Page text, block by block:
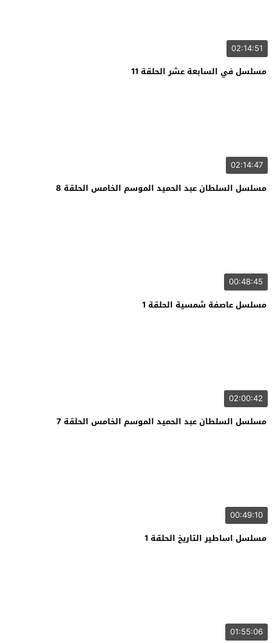
02:14:51
مسلسل في السابعة عشر الحلقة 11
02:14:47
مسلسل السلطان عبد الحميد الموسم الخامس الحلقة 8
00:48:45
مسلسل عاصفة شمسية الحلقة 1
02:00:42
مسلسل السلطان عبد الحميد الموسم الخامس الحلقة 7
00:49:10
مسلسل اساطير التاريخ الحلقة 1
01:55:06